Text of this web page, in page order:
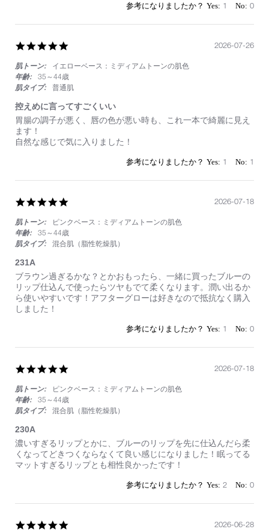
か
い
1 0
rating
肌トーン:
イエローベース：ミディアムトーンの肌色
年齢:
35～44歳
肌タイプ:
普通肌
控えめに言ってすごくいい
Review
by
on
review
stating
控
言
て
ご
く
い
胃腸の調子が悪く、唇の色が悪い時も、これ一本で綺麗に見え
ます！
自然な感じで気に入りました！
2026-07-26
1 1
rating
肌トーン:
ピンクベース：ミディアムトーンの肌色
年齢:
35～44歳
肌タイプ:
混合肌（脂性乾燥肌）
231A
Review
by
on
18
Jul
review
stating
231A
ブラウン過ぎるかな？とかおもったら、一緒に買ったブルーの
リップ仕込んで使ったらツヤもでて柔くなります。潤い出るか
ら使いやすいです！アフターグローは好きなので抵抗なく購入
しました！
2026-07-18
1 0
rating
肌トーン:
ピンクベース：ミディアムトーンの肌色
年齢:
35～44歳
肌タイプ:
混合肌（脂性乾燥肌）
230A
Review
by
on
review
stating
230A
濃いすぎるリップとかに、ブルーのリップを先に仕込んだら柔
くなってどきつくならなくて良い感じになりました！眠ってる
マットすぎるリップとも相性良かったです！
2026-07-18
2 0
2026-06-28